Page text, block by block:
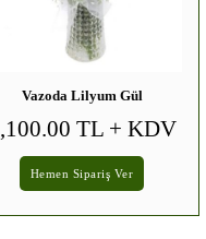
Vazoda Lilyum Gül
TL + KDV
Hemen Sipariş Ver